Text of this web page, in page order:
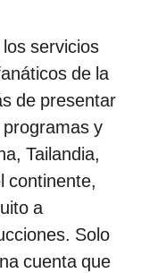
servicios
de la
de presentar
y
Tailandia,
continente,
a
Solo
cuenta que